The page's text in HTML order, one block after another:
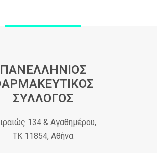
ΠΑΝΕΛΛΗΝΙΟΣ
ΣΥΛΛΟΓΟΣ
134 & Αγαθημέρου,
ΤΚ 11854, Αθήνα